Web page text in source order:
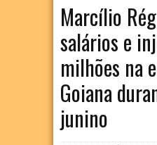
Marcílio
salários e
milhões na
Goiana
junino